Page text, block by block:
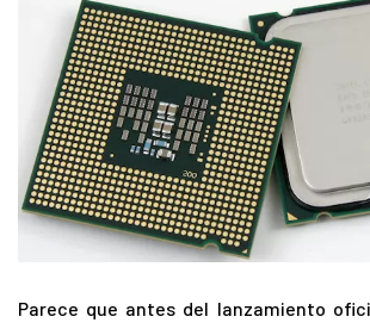
Parece que antes del lanzamiento